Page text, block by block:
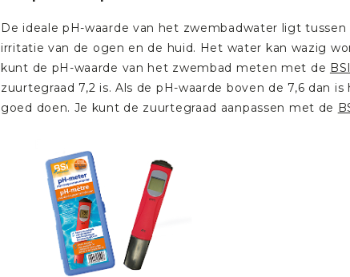
De ideale pH-waarde van het zwembadwater ligt
irritatie van de ogen en de huid. Het water kan wazig
kunt de pH-waarde van het zwembad meten met de
zuurtegraad 7,2 is. Als de pH-waarde boven de 7,6 dan
goed doen. Je kunt de zuurtegraad aanpassen met de